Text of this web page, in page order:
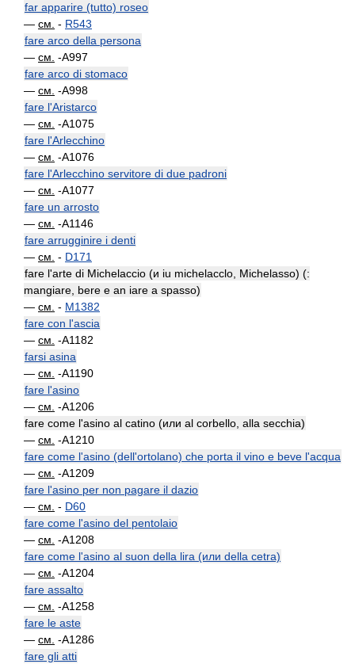
far apparire (tutto) roseo
— см. - R543
fare arco della persona
— см. -A997
fare arco di stomaco
— см. -A998
fare l'Aristarco
— см. -A1075
fare l'Arlecchino
— см. -A1076
fare l'Arlecchino servitore di due padroni
— см. -A1077
fare un arrosto
— см. -A1146
fare arrugginire i denti
— см. - D171
fare l'arte di Michelaccio (и iu michelacclo, Michelasso) (:
mangiare, bere e an iare a spasso)
— см. - M1382
fare con l'ascia
— см. -A1182
farsi asina
— см. -A1190
fare l'asino
— см. -A1206
fare come l'asino al catino (или al corbello, alla secchia)
— см. -A1210
fare come l'asino (dell'ortolano) che porta il vino e beve l'acqua
— см. -A1209
fare l'asino per non pagare il dazio
— см. - D60
fare come l'asino del pentolaio
— см. -A1208
fare come l'asino al suon della lira (или della cetra)
— см. -A1204
fare assalto
— см. -A1258
fare le aste
— см. -A1286
fare gli atti